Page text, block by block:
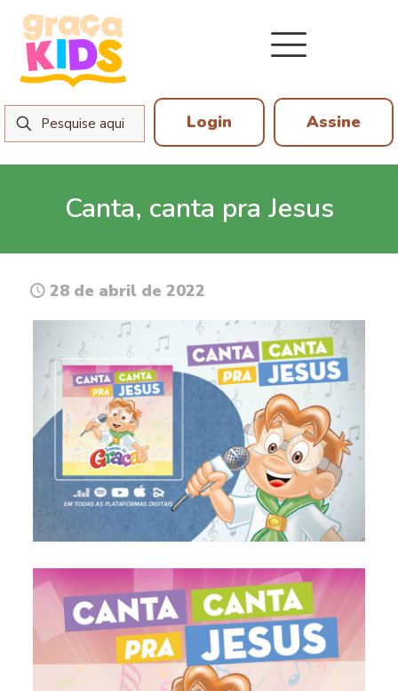
Login Assine
Canta, canta pra Jesus
28 de abril de 2022